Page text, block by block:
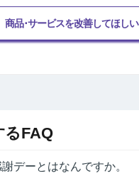
商品･サービスを改善してほしい
るFAQ
デーとはなんですか。